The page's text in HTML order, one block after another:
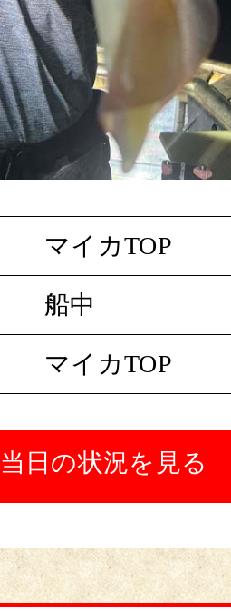
マイカTOP
船中
マイカTOP
当日の状況を見る